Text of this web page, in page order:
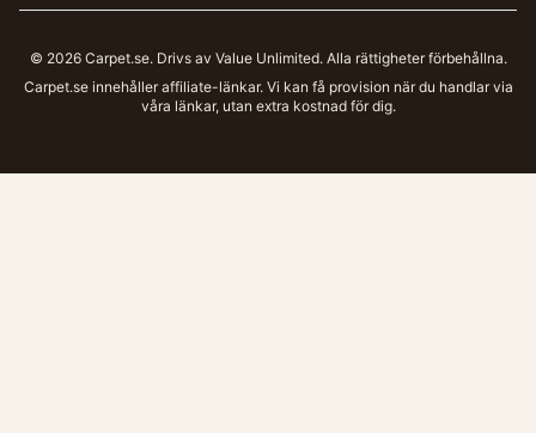
© 2026 Carpet.se. Drivs av Value Unlimited. Alla rättigheter förbehållna.
Carpet.seinnehåller affiliate-länkar. Vi kan få provision när du handlar via
våra länkar, utan extra kostnad för dig.